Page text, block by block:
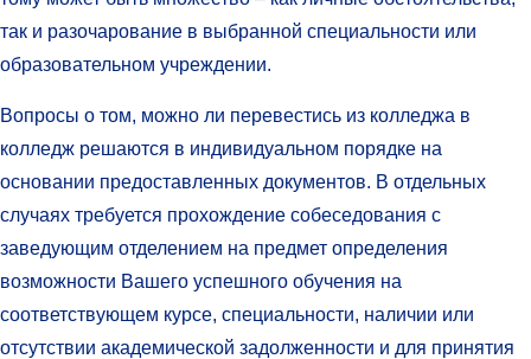
так и разочарование в выбранной специальности или
образовательном учреждении.
Вопросы о том, можно ли перевестись из колледжа в
колледж решаются в индивидуальном порядке на
основании предоставленных документов. В отдельных
случаях требуется прохождение собеседования с
заведующим отделением на предмет определения
возможности Вашего успешного обучения на
соответствующем курсе, специальности, наличии или
отсутствии академической задолженности и для принятия